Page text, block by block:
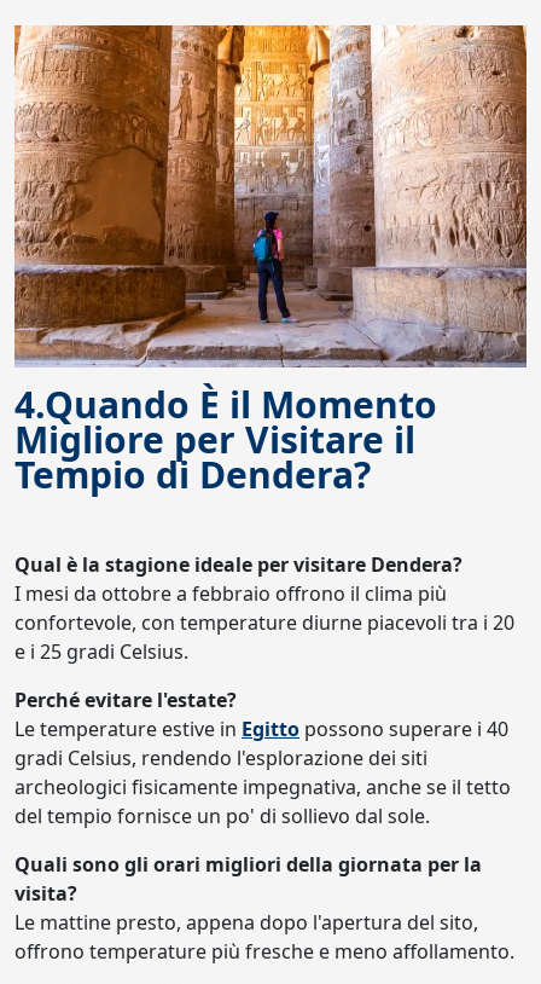
4.Quando È il Momento
Migliore per Visitare il
Tempio di Dendera?
Qual è la stagione ideale per visitare Dendera?
I mesi da ottobre a febbraio offrono il clima più
confortevole, con temperature diurne piacevoli tra i 20
e i 25 gradi Celsius.
Perché evitare l'estate?
Le temperature estive in Egitto possono superare i 40
gradi Celsius, rendendo l'esplorazione dei siti
archeologici fisicamente impegnativa, anche se il tetto
del tempio fornisce un po' di sollievo dal sole.
Quali sono gli orari migliori della giornata per la
visita?
Le mattine presto, appena dopo l'apertura del sito,
offrono temperature più fresche e meno affollamento.